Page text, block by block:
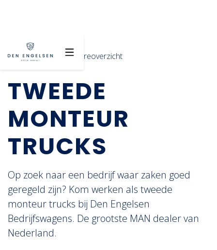
Terug naar vacatureoverzicht
TWEEDE
MONTEUR
TRUCKS
Op zoek naar een bedrijf waar zaken goed
geregeld zijn? Kom werken als tweede
monteur trucks bij Den Engelsen
Bedrijfswagens. De grootste MAN dealer van
Nederland.